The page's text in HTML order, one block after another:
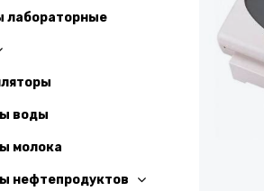
лабораторные
воды
молока
нефтепродуктов